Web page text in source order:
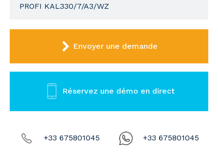
PROFI KAL330/7/A3/WZ
Envoyer une demande
Réservez une démo en direct
+33 675801045 +33 675801045